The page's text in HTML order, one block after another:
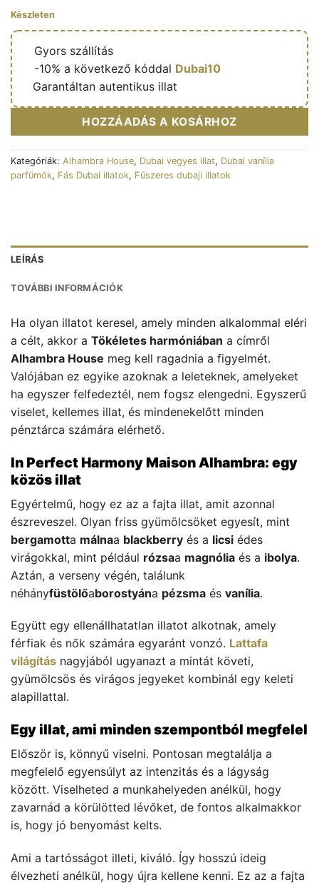
Készleten
Gyors szállítás
-10% a következő kóddal Dubai10
Garantáltan autentikus illat
HOZZÁADÁS A KOSÁRHOZ
Kategóriák: Alhambra House, Dubai vegyes illat, Dubai vanília
parfümök, Fás Dubai illatok, Fűszeres dubaji illatok
LEÍRÁS
TOVÁBBI INFORMÁCIÓK
Ha olyan illatot keresel, amely minden alkalommal eléri
a célt, akkor a Tökéletes harmóniában a címről
Alhambra House meg kell ragadnia a figyelmét.
Valójában ez egyike azoknak a leleteknek, amelyeket
ha egyszer felfedeztél, nem fogsz elengedni. Egyszerű
viselet, kellemes illat, és mindenekelőtt minden
pénztárca számára elérhető.
In Perfect Harmony Maison Alhambra: egy
közös illat
Egyértelmű, hogy ez az a fajta illat, amit azonnal
észreveszel. Olyan friss gyümölcsöket egyesít, mint
bergamotta málnaa blackberry és a licsi édes
virágokkal, mint például rózsaa magnólia és a ibolya.
Aztán, a verseny végén, találunk
néhányfüstölőaborostyána pézsma és vanília.
Együtt egy ellenállhatatlan illatot alkotnak, amely
férfiak és nők számára egyaránt vonzó. Lattafa
világítás nagyjából ugyanazt a mintát követi,
gyümölcsös és virágos jegyeket kombinál egy keleti
alapillattal.
Egy illat, ami minden szempontból megfelel
Először is, könnyű viselni. Pontosan megtalálja a
megfelelő egyensúlyt az intenzitás és a lágyság
között. Viselheted a munkahelyeden anélkül, hogy
zavarnád a körülötted lévőket, de fontos alkalmakkor
is, hogy jó benyomást kelts.
Ami a tartósságot illeti, kiváló. Így hosszú ideig
élvezheti anélkül, hogy újra kellene kenni. Ez az a fajta